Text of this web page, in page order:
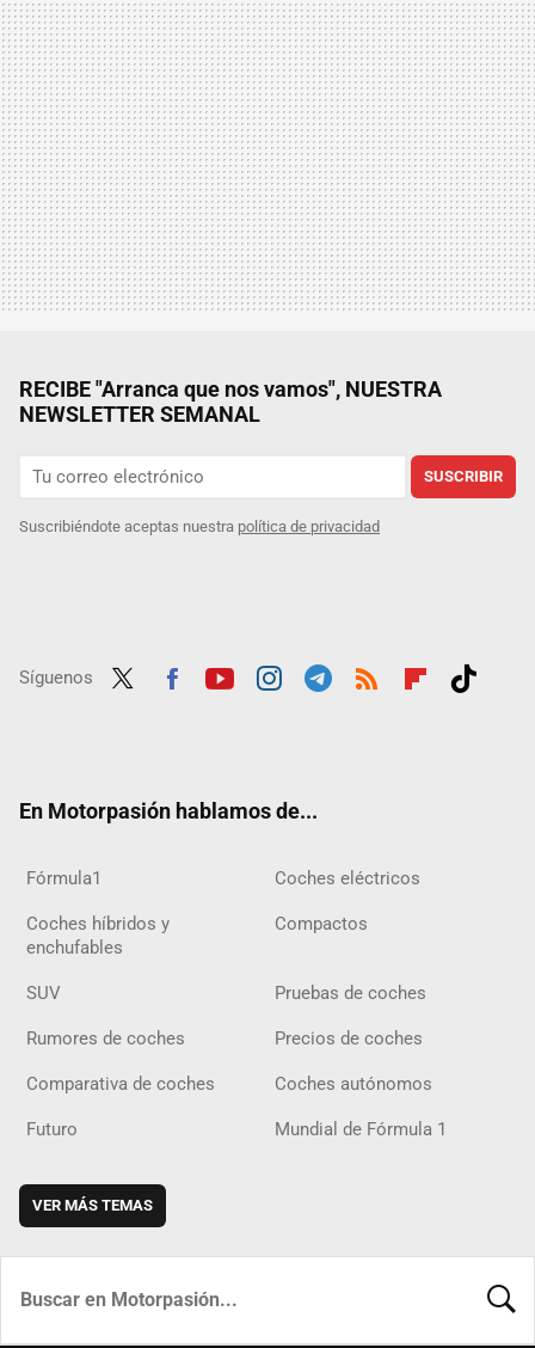
RECIBE "Arranca que nos vamos", NUESTRA
NEWSLETTER SEMANAL
SUSCRIBIR
Suscribiéndote aceptas nuestra política de privacidad
Síguenos
En Motorpasión hablamos de...
Fórmula1 Coches eléctricos
Coches híbridos y
enchufables
Compactos
SUV Pruebas de coches
Rumores de coches Precios de coches
Comparativa de coches Coches autónomos
Futuro Mundial de Fórmula 1
VER MÁS TEMAS